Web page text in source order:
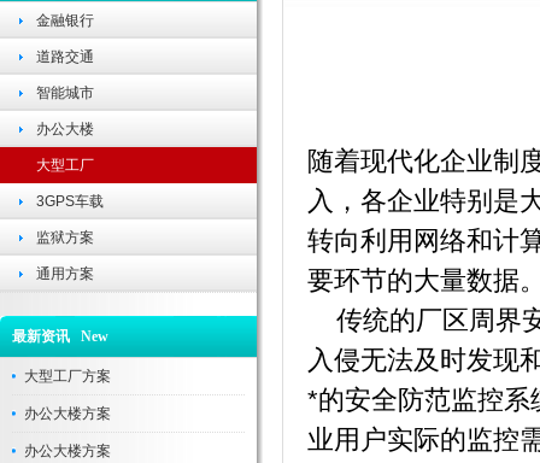
金融银行
道路交通
智能城市
办公大楼
大型工厂
3GPS车载
监狱方案
通用方案
最新资讯 New
大型工厂方案
办公大楼方案
办公大楼方案
随着现代化企业制
入，各企业特别是
转向利用网络和计
要环节的大量数据
传统的厂区周界
入侵无法及时发现
*的安全防范监控
业用户实际的监控